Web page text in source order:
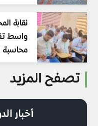
نقابة
واسط
محاسبة
تصفح المزيد
أخبار